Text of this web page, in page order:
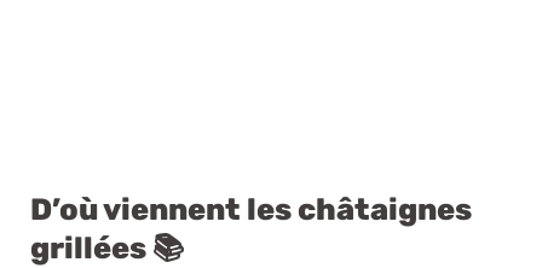
D’où viennent les châtaignes
grillées 📚